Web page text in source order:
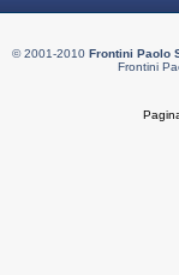
© 2001-2010 Frontini Paolo
Frontini